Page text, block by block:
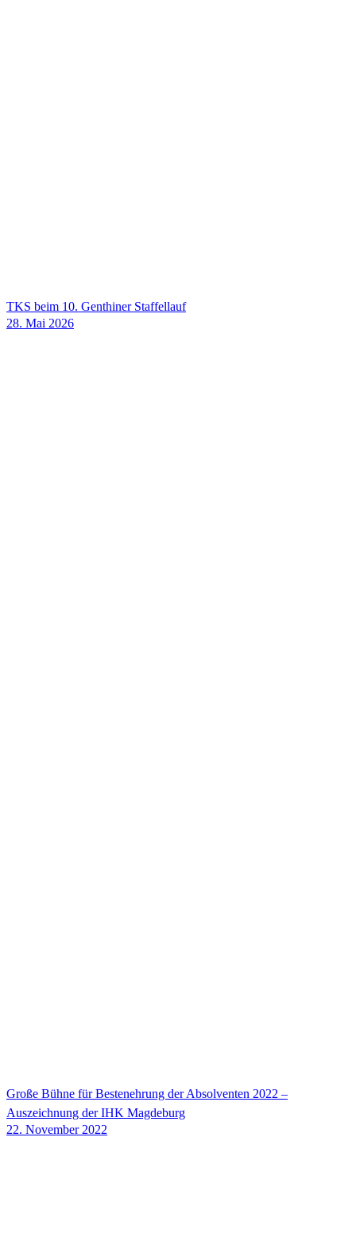
TKS beim 10. Genthiner Staffellauf
28. Mai 2026
Große Bühne für Bestenehrung der Absolventen 2022 –
Auszeichnung der IHK Magdeburg
22. November 2022